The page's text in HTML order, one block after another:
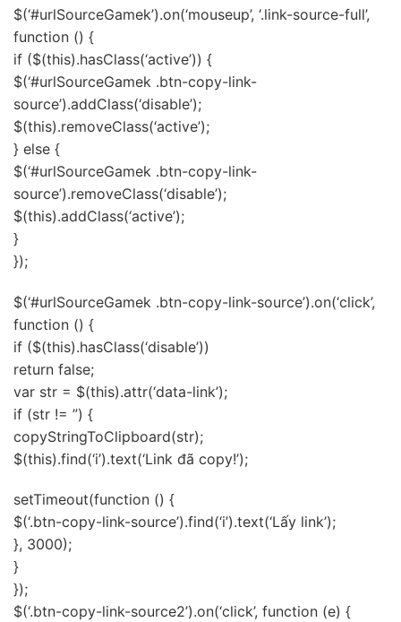
$(‘#urlSourceGamek’).on(‘mouseup’, ‘.link-source-full’,
function () {
if ($(this).hasClass(‘active’)) {
$(‘#urlSourceGamek .btn-copy-link-
source’).addClass(‘disable’);
$(this).removeClass(‘active’);
} else {
$(‘#urlSourceGamek .btn-copy-link-
source’).removeClass(‘disable’);
$(this).addClass(‘active’);
}
});
$(‘#urlSourceGamek .btn-copy-link-source’).on(‘click’,
function () {
if ($(this).hasClass(‘disable’))
return false;
var str = $(this).attr(‘data-link’);
if (str != ”) {
copyStringToClipboard(str);
$(this).find(‘i’).text(‘Link đã copy!’);
setTimeout(function () {
$(‘.btn-copy-link-source’).find(‘i’).text(‘Lấy link’);
}, 3000);
}
});
$(‘.btn-copy-link-source2’).on(‘click’, function (e) {